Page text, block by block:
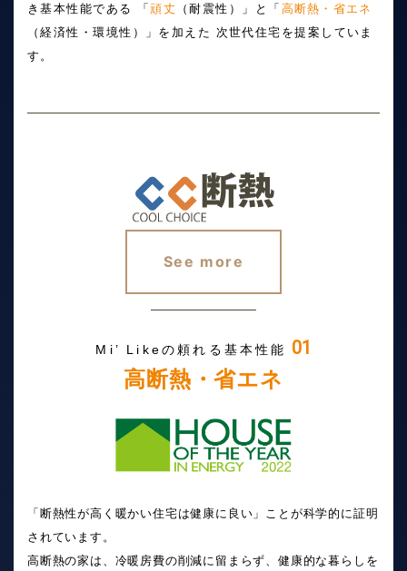
き基本性能である 「頑丈 （耐震性）」と「高断熱・省エネ
（経済性・環境性）」を加えた 次世代住宅を提案していま
す。
See more
Mi’ Likeの頼れる基本性能 01
高断熱・省エネ
「断熱性が高く暖かい住宅は健康に良い」ことが科学的に証明
されています。
高断熱の家は、冷暖房費の削減に留まらず、健康的な暮らしを